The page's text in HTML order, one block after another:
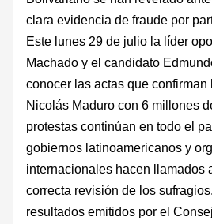
clara evidencia de fraude por
Este lunes 29 de julio la líder
Machado y el candidato
conocer las actas que confirman
Nicolás Maduro con 6 millones
protestas continúan en todo el
gobiernos latinoamericanos y
internacionales hacen llamados
correcta revisión de los
resultados emitidos por el